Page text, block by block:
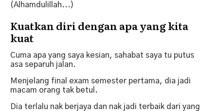
(Alhamdulillah...)
Kuatkan diri dengan apa yang kita
kuat
Cuma apa yang saya kesian, sahabat saya tu putus
asa separuh jalan.
Menjelang final exam semester pertama, dia jadi
macam orang tak betul.
Dia terlalu nak berjaya dan nak jadi terbaik dari yang